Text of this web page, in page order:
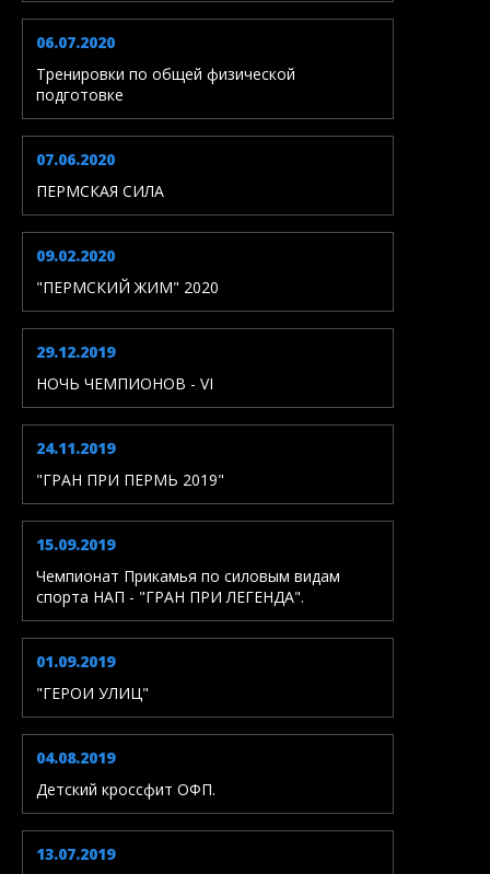
06.07.2020
Тренировки по общей физической
подготовке
07.06.2020
ПЕРМСКАЯ СИЛА
09.02.2020
"ПЕРМСКИЙ ЖИМ" 2020
29.12.2019
НОЧЬ ЧЕМПИОНОВ - VI
24.11.2019
"ГРАН ПРИ ПЕРМЬ 2019"
15.09.2019
Чемпионат Прикамья по силовым видам
спорта НАП - "ГРАН ПРИ ЛЕГЕНДА".
01.09.2019
"ГЕРОИ УЛИЦ"
04.08.2019
Детский кроссфит ОФП.
13.07.2019